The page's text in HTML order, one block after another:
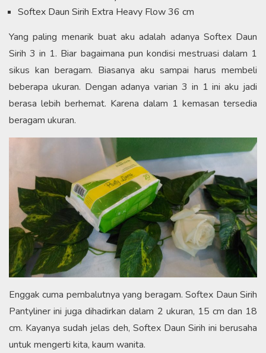
Softex Daun Sirih Extra Heavy Flow 36 cm
Yang paling menarik buat aku adalah adanya Softex Daun
Sirih 3 in 1. Biar bagaimana pun kondisi mestruasi dalam 1
sikus kan beragam. Biasanya aku sampai harus membeli
beberapa ukuran. Dengan adanya varian 3 in 1 ini aku jadi
berasa lebih berhemat. Karena dalam 1 kemasan tersedia
beragam ukuran.
Enggak cuma pembalutnya yang beragam. Softex Daun Sirih
Pantyliner ini juga dihadirkan dalam 2 ukuran, 15 cm dan 18
cm. Kayanya sudah jelas deh, Softex Daun Sirih ini berusaha
untuk mengerti kita, kaum wanita.